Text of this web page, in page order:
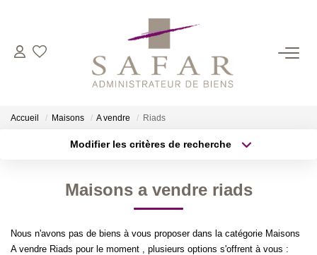
NOS CABINETS
Safar
Cadot Beauplet – Safar
Gescofim – Finorgest Paris
Nous Rejoindre
Accueil Maisons A vendre Riads
Modifier les critères de recherche
Type de bien
Créer une alerte
Maisons a vendre riads
Nous n'avons pas de biens à vous proposer dans la catégorie Maisons
A vendre Riads pour le moment , plusieurs options s'offrent à vous :